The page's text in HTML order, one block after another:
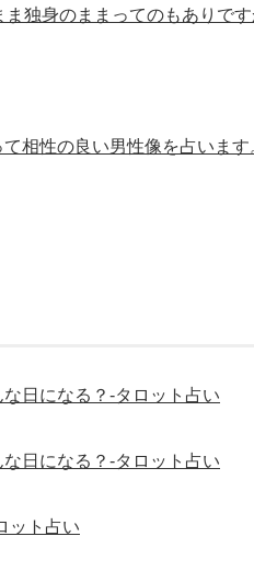
ま独身のままってのもありです
相性の良い男性像を占います
な日になる？-タロット占い
な日になる？-タロット占い
ット占い